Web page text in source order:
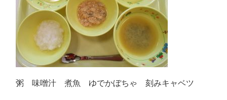
粥 味噌汁 煮魚 ゆでかぼちゃ 刻みキャベツ